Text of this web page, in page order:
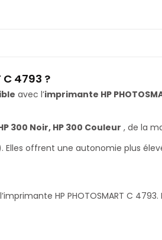
C 4793 ?
avec l’imprimante HP
300 Noir, HP 300 Couleur , de la
Elles offrent une autonomie plus
HP PHOTOSMART C